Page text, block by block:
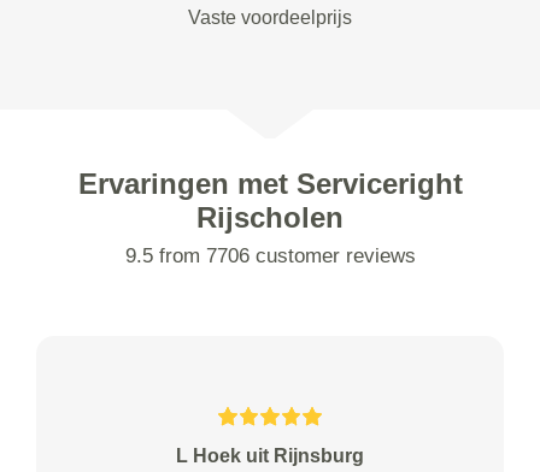
Vaste voordeelprijs
Ervaringen met Serviceright
Rijscholen
9.5 from 7706 customer reviews
L Hoek uit Rijnsburg